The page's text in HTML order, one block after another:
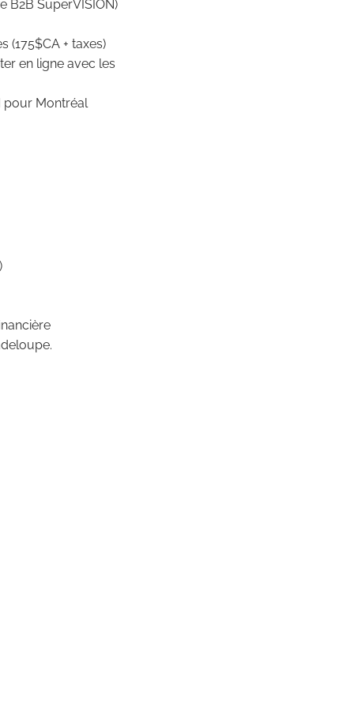
B2B SuperVISION)
(175$CA + taxes)
en ligne avec les
pour Montréal